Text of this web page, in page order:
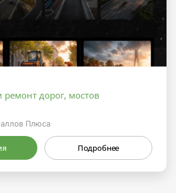
ремонт дорог, мостов
Плюса
Подробнее